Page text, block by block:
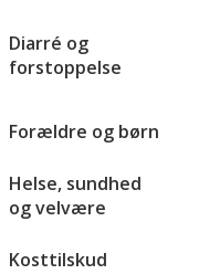
Diarré og
forstoppelse
Forældre og børn
Helse, sundhed
og velvære
Kosttilskud